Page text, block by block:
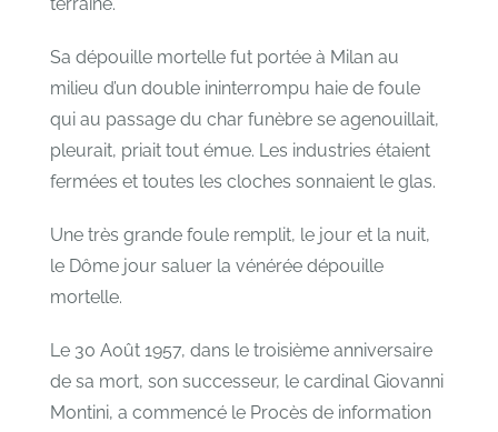
Sa dépouille mortelle fut portée à Milan au
milieu d’un double ininterrompu haie de foule
qui au passage du char funèbre se agenouillait,
pleurait, priait tout émue. Les industries étaient
fermées et toutes les cloches sonnaient le glas.
Une très grande foule remplit, le jour et la nuit,
le Dȏme jour saluer la vénérée dépouille
mortelle.
Le 30 Août 1957, dans le troisième anniversaire
de sa mort, son successeur, le cardinal Giovanni
Montini, a commencé le Procès de information